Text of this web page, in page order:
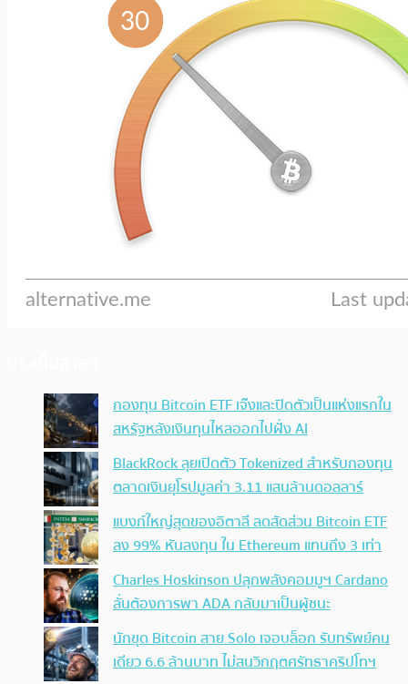
กองทุน Bitcoin ETF เจ๊งและปิดตัวเป็นแห่งแรกใน
สหรัฐหลังเงินทุนไหลออกไปฝั่ง AI
BlackRock ลุยเปิดตัว Tokenized สำหรับกองทุน
ตลาดเงินยุโรปมูลค่า 3.11 แสนล้านดอลลาร์
แบงก์ใหญ่สุดของอิตาลี ลดสัดส่วน Bitcoin ETF
ลง 99% หันลงทุน ใน Ethereum แทนถึง 3 เท่า
Charles Hoskinson ปลุกพลังคอมมูฯ Cardano
ลั่นต้องการพา ADA กลับมาเป็นผู้ชนะ
นักขุด Bitcoin สาย Solo เจอบล็อก รับทรัพย์คน
เดียว 6.6 ล้านบาท ไม่สนวิกฤตศรัทธาคริปโทฯ